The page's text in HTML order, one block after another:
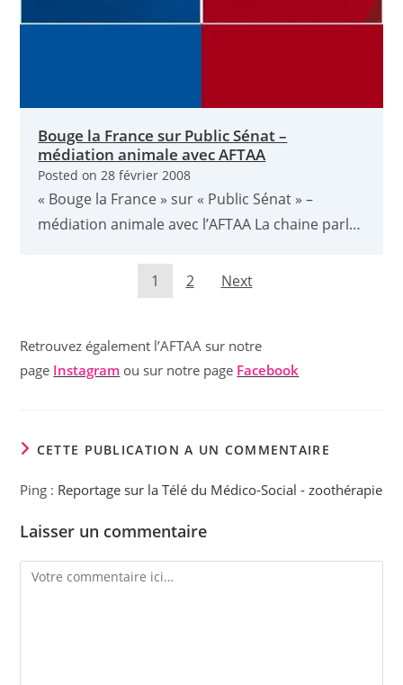
Bouge la France sur Public Sénat –
médiation animale avec AFTAA
Posted on28 février 2008
« Bouge la France » sur « Public Sénat » –
médiation animale avec l’AFTAA La chaine parl…
1 2 Next
Retrouvez également l’AFTAA sur notre
page Instagram ou sur notre page Facebook
CETTE PUBLICATION A UN COMMENTAIRE
Ping : Reportage sur la Télé du Médico-Social - zoothérapie
Laisser un commentaire
Comment